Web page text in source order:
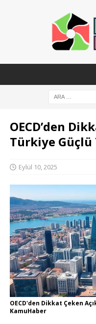
OECD’den
Türkiye Güçlü
Eylül 10, 2025
OECD'den Dikkat Çeken
KamuHaber